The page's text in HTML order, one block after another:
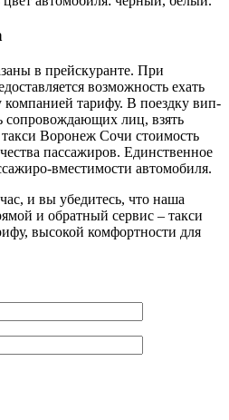
в прейскуранте. При
возможность ехать
тарифу. В поездку вип-
сопровождающих лиц, взять
Воронеж Сочи стоимость
пассажиров. Единственное
вместимости автомобиля.
и вы убедитесь, что наша
и обратный сервис – такси
высокой комфортности для